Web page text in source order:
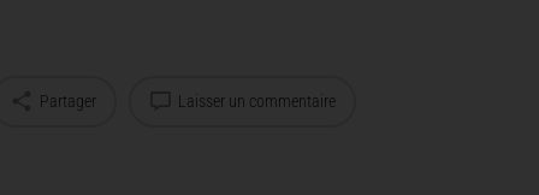
Partager Laisser un commentaire